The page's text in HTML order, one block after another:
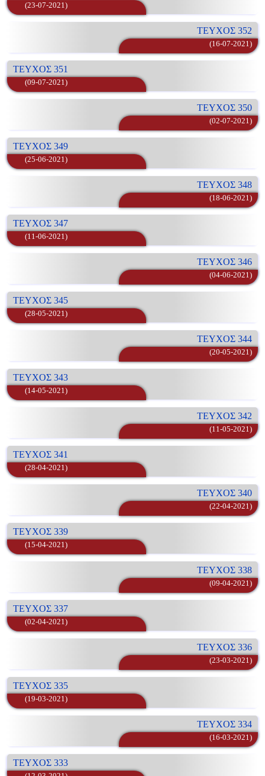
ΤΕΥΧΟΣ 333
ΤΕΥΧΟΣ 334
(16-03-2021)
ΤΕΥΧΟΣ 335
(19-03-2021)
ΤΕΥΧΟΣ 336
(23-03-2021)
ΤΕΥΧΟΣ 337
(02-04-2021)
ΤΕΥΧΟΣ 338
(09-04-2021)
ΤΕΥΧΟΣ 339
(15-04-2021)
ΤΕΥΧΟΣ 340
(22-04-2021)
ΤΕΥΧΟΣ 341
(28-04-2021)
ΤΕΥΧΟΣ 342
(11-05-2021)
ΤΕΥΧΟΣ 343
(14-05-2021)
ΤΕΥΧΟΣ 344
(20-05-2021)
ΤΕΥΧΟΣ 345
(28-05-2021)
ΤΕΥΧΟΣ 346
(04-06-2021)
ΤΕΥΧΟΣ 347
(11-06-2021)
ΤΕΥΧΟΣ 348
(18-06-2021)
ΤΕΥΧΟΣ 349
(25-06-2021)
ΤΕΥΧΟΣ 350
(02-07-2021)
ΤΕΥΧΟΣ 351
(09-07-2021)
ΤΕΥΧΟΣ 352
(16-07-2021)
(23-07-2021)